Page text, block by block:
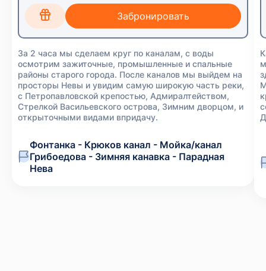
За 2 часа мы сделаем круг по каналам, с воды
осмотрим зажиточные, промышленные и спальные
районы старого города. После каналов мы выйдем на
просторы Невы и увидим самую широкую часть реки,
с Петропавловской крепостью, Адмиралтейством,
Стрелкой Васильевского острова, Зимним дворцом, и
открыточными видами впридачу.
Фонтанка - Крюков канал - Мойка/канал
Грибоедова - Зимняя канавка - Парадная
Нева